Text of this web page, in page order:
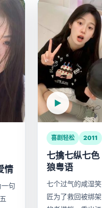
情
句
喜剧轻松 2011
七擒七纵七色
狼粤语
七个过气的咸湿笑
匠为了救回被绑架